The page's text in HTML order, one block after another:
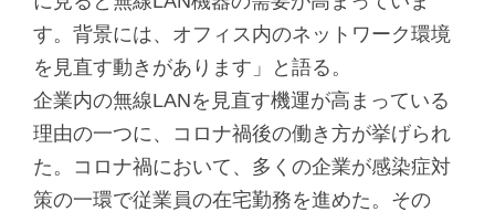
す。背景には、オフィス内のネットワーク環境
を見直す動きがあります」と語る。
企業内の無線LANを見直す機運が高まっている
理由の一つに、コロナ禍後の働き方が挙げられ
た。コロナ禍において、多くの企業が感染症対
策の一環で従業員の在宅勤務を進めた。その